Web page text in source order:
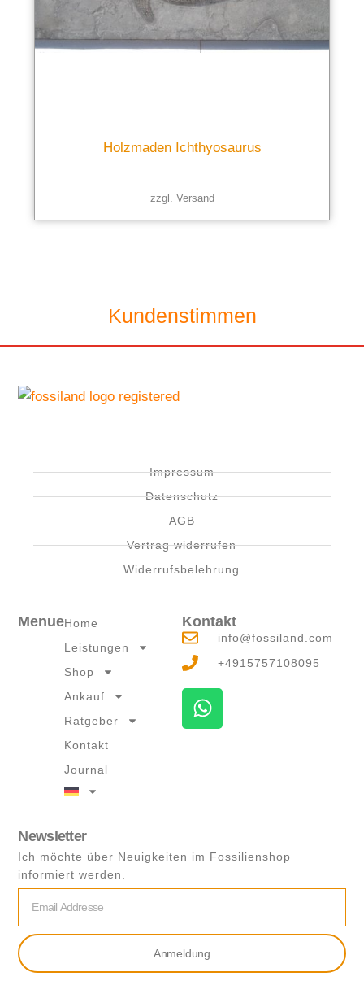
Holzmaden Ichthyosaurus
zzgl. Versand
Kundenstimmen
Impressum
Datenschutz
AGB
Vertrag widerrufen
Widerrufsbelehrung
MenueHome
Leistungen
Shop
Ankauf
Ratgeber
Kontakt
Journal
Kontakt
info@fossiland.com
+4915757108095
W
h
Newsletter
Ich möchte über Neuigkeiten im Fossilienshop
informiert werden.
Anmeldung